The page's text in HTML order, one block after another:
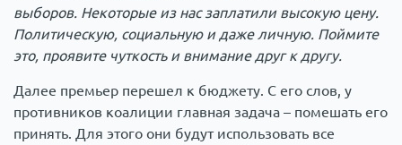
выборов. Некоторые из нас заплатили высокую цену.
Политическую, социальную и даже личную. Поймите
это, проявите чуткость и внимание друг к другу.
Далее премьер перешел к бюджету. С его слов, у
противников коалиции главная задача – помешать его
принять. Для этого они будут использовать все